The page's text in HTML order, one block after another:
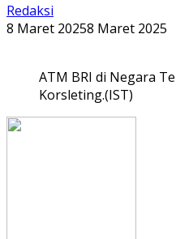
Redaksi
8 Maret 20258 Maret 2025
ATM BRI di Negara
Korsleting.(IST)